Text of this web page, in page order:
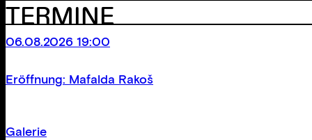
TERMINE
06.08.2026 19:00
Eröffnung: Mafalda Rakoš
Galerie